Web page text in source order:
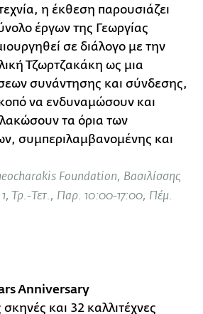
η έκθεση παρουσιάζει
έργων της Γεωργίας
σε διάλογο με την
Τζωρτζακάκη ως μια
συνάντησης και σύνδεσης,
να ενδυναμώσουν και
τα όρια των
συμπεριλαμβανομένης και
Foundation, Βασιλίσσης
Τρ.-Τετ., Παρ. 10:00-17:00, Πέμ.
Anniversary
σκηνές και 32 καλλιτέχνες